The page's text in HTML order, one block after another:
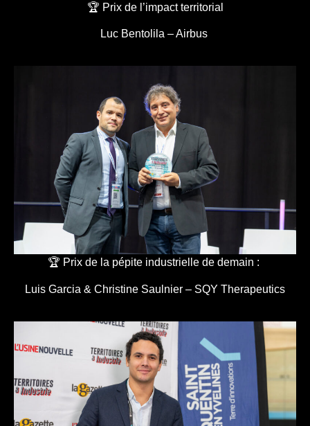
🏆 Prix de l’impact territorial
Luc Bentolila – Airbus
🏆 Prix de la pépite industrielle de demain :
Luis Garcia & Christine Saulnier – SQY Therapeutics